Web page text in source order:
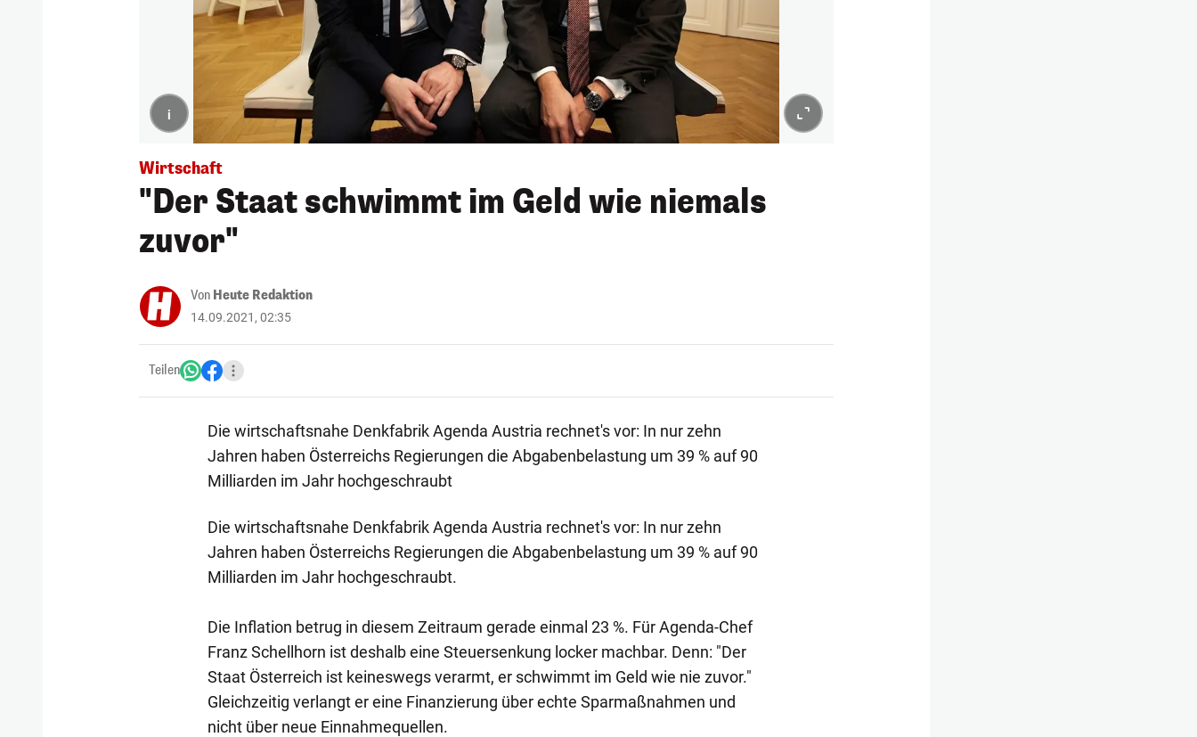
i
Wirtschaft
"Der Staat schwimmt im Geld wie niemals
zuvor"
Von Heute Redaktion
14.09.2021, 02:35
Teilen
Die wirtschaftsnahe Denkfabrik Agenda Austria rechnet's vor: In nur zehn
Jahren haben Österreichs Regierungen die Abgabenbelastung um 39 % auf 90
Milliarden im Jahr hochgeschraubt
Die wirtschaftsnahe Denkfabrik Agenda Austria rechnet's vor: In nur zehn
Jahren haben Österreichs Regierungen die Abgabenbelastung um 39 % auf 90
Milliarden im Jahr hochgeschraubt.
Die Inflation betrug in diesem Zeitraum gerade einmal 23 %. Für Agenda-Chef
Franz Schellhorn ist deshalb eine Steuersenkung locker machbar. Denn: "Der
Staat Österreich ist keineswegs verarmt, er schwimmt im Geld wie nie zuvor."
Gleichzeitig verlangt er eine Finanzierung über echte Sparmaßnahmen und
nicht über neue Einnahmequellen.